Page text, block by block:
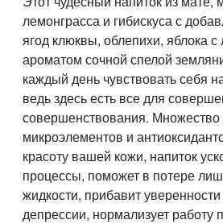
лемонграсса и гибискуса с
ягод клюквы, облепихи, яблока с
ароматом сочной спелой
каждый день чувствовать себя
ведь здесь есть все для
совершенствования. Множество
микроэлементов и
красоту вашей кожи, напиток
процессы, поможет в потере
жидкости, прибавит
депрессии, нормализует работу